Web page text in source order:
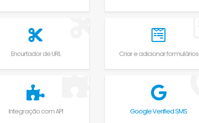
Encurtador de URL Criar e adicionar formulários
Integração com API Google Verified SMS